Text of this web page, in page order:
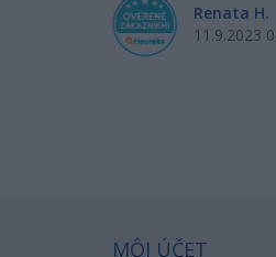
Renata H.
11.9.2023
MÔJ ÚČET